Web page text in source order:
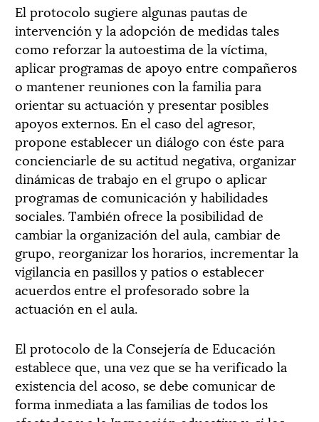
El protocolo sugiere algunas pautas de
intervención y la adopción de medidas tales
como reforzar la autoestima de la víctima,
aplicar programas de apoyo entre compañeros
o mantener reuniones con la familia para
orientar su actuación y presentar posibles
apoyos externos. En el caso del agresor,
propone establecer un diálogo con éste para
concienciarle de su actitud negativa, organizar
dinámicas de trabajo en el grupo o aplicar
programas de comunicación y habilidades
sociales. También ofrece la posibilidad de
cambiar la organización del aula, cambiar de
grupo, reorganizar los horarios, incrementar la
vigilancia en pasillos y patios o establecer
acuerdos entre el profesorado sobre la
actuación en el aula.
El protocolo de la Consejería de Educación
establece que, una vez que se ha verificado la
existencia del acoso, se debe comunicar de
forma inmediata a las familias de todos los